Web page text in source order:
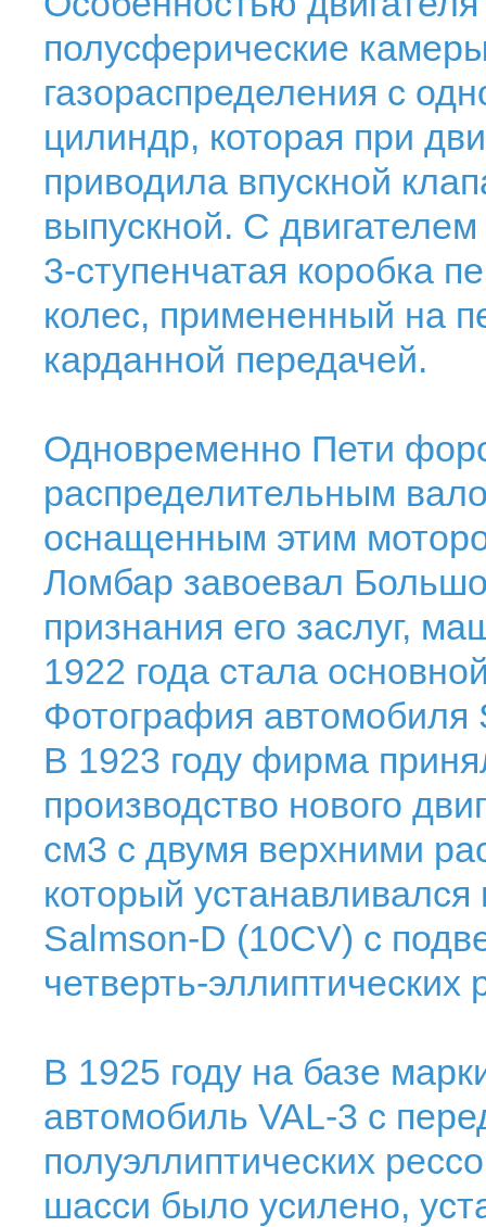
полусферические
газораспределения с
цилиндр, которая при
приводила впускной
выпускной. С
3-ступенчатая коробка
колес, примененный на
карданной передачей.
Одновременно Пети
распределительным
оснащенным этим
Ломбар завоевал
признания его заслуг,
1922 года стала
Фотография автомобиля
В 1923 году фирма
производство нового
см3 с двумя верхними
который
Salmson-D (10CV) с
четверть-эллиптических
В 1925 году на базе
автомобиль VAL-3 с
полуэллиптических
шасси было усилено,